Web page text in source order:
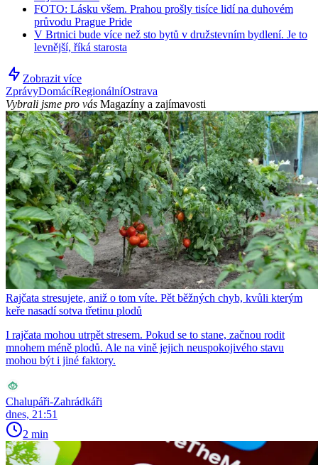
FOTO: Lásku všem. Prahou prošly tisíce lidí na duhovém
průvodu Prague Pride
V Brtnici bude více než sto bytů v družstevním bydlení. Je to
levnější, říká starosta
Zobrazit více
ZprávyDomácíRegionálníOstrava
Vybrali jsme pro vás Magazíny a zajímavosti
Rajčata stresujete, aniž o tom víte. Pět běžných chyb, kvůli kterým
keře nasadí sotva třetinu plodů
I rajčata mohou utrpět stresem. Pokud se to stane, začnou rodit
mnohem méně plodů. Ale na vině jejich neuspokojivého stavu
mohou být i jiné faktory.
Chalupáři-Zahrádkáři
dnes, 21:51
2 min